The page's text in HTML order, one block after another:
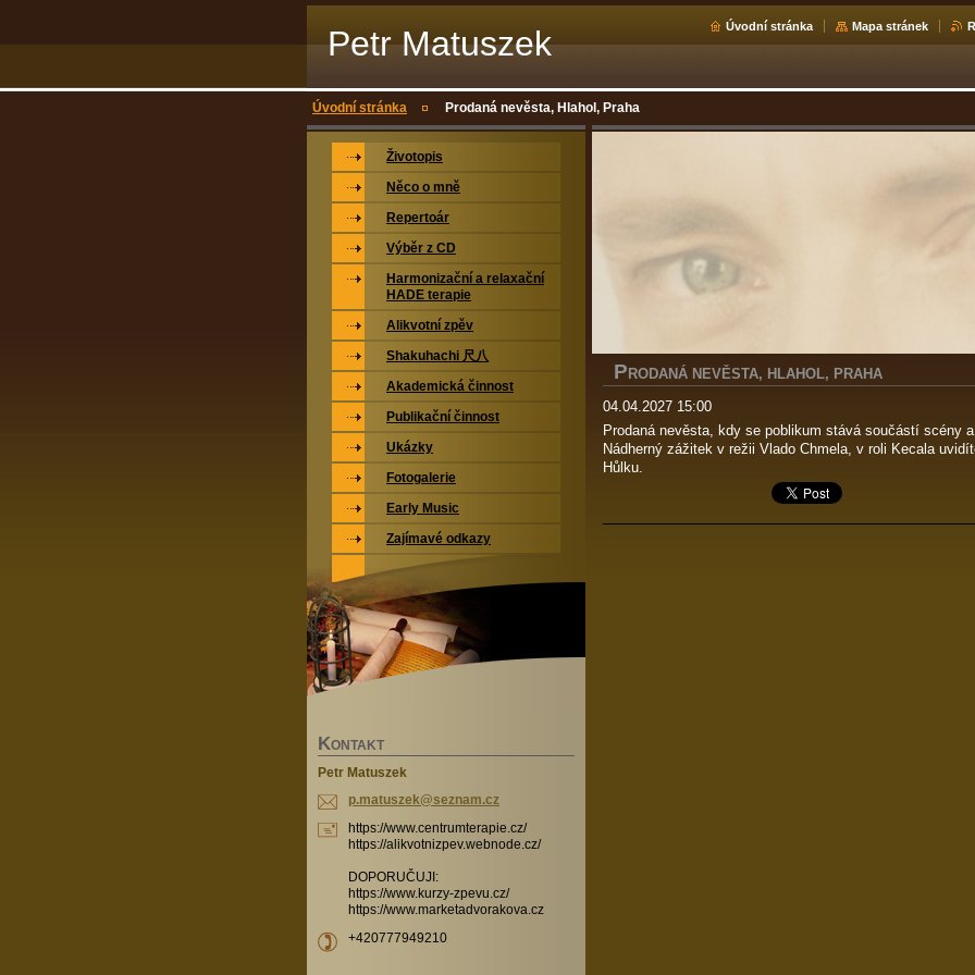
Petr Matuszek Úvodní stránka Mapa stránek
Úvodní stránka Prodaná nevěsta, Hlahol, Praha
P RODANÁ NEVĚSTA, HLAHOL, PRAHA
04.04.2027 15:00
Prodaná nevěsta, kdy se poblikum stává součástí scény
Nádherný zážitek v režii Vlado Chmela, v roli Kecala
Hůlku.
Životopis
Něco o mně
Repertoár
Výběr z CD
Harmonizační a relaxační
HADE terapie
Alikvotní zpěv
Shakuhachi 尺八
Akademická činnost
Publikační činnost
Ukázky
Fotogalerie
Early Music
Zajímavé odkazy
KONTAKT
Petr Matuszek
p.matuszek@seznam.cz
https://www.centrumterapie.cz/
https://alikvotnizpev.webnode.cz/
DOPORUČUJI:
https://www.kurzy-zpevu.cz/
https://www.marketadvorakova.cz
+420777949210